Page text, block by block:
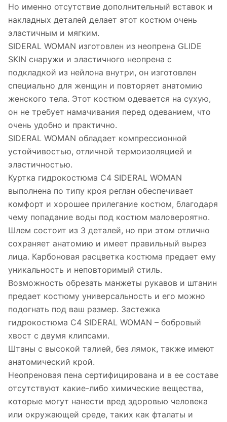
Но именно отсутствие дополнительный вставок и
накладных деталей делает этот костюм очень
эластичным и мягким.
SIDERAL WOMAN изготовлен из неопрена GLIDE
SKIN снаружи и эластичного неопрена с
подкладкой из нейлона внутри, он изготовлен
специально для женщин и повторяет анатомию
женского тела. Этот костюм одевается на сухую,
он не требует намачивания перед одеванием, что
очень удобно и практично.
SIDERAL WOMAN обладает компрессионной
устойчивостью, отличной термоизоляцией и
эластичностью.
Куртка гидрокостюма C4 SIDERAL WOMAN
выполнена по типу кроя реглан обеспечивает
комфорт и хорошее прилегание костюм, благодаря
чему попадание воды под костюм маловероятно.
Шлем состоит из 3 деталей, но при этом отлично
сохраняет анатомию и имеет правильный вырез
лица. Карбоновая расцветка костюма предает ему
уникальность и неповторимый стиль.
Возможность обрезать манжеты рукавов и штанин
предает костюму универсальность и его можно
подогнать под ваш размер. Застежка
гидрокостюма C4 SIDERAL WOMAN – бобровый
хвост с двумя клипсами.
Штаны с высокой талией, без лямок, также имеют
анатомический крой.
Неопреновая пена сертифицирована и в ее составе
отсутствуют какие-либо химические вещества,
которые могут нанести вред здоровью человека
или окружающей среде, таких как фталаты и